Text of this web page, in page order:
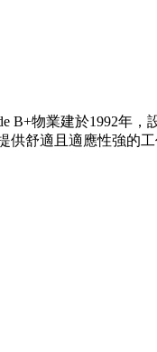
B+物業建於1992年，
供舒適且適應性強的